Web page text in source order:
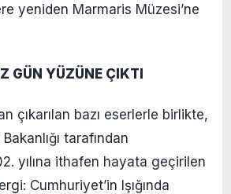
yeniden Marmaris Müzesi’ne
GÜN YÜZÜNE ÇIKTI
çıkarılan bazı eserlerle birlikte,
tarafından
yılına ithafen hayata geçirilen
Cumhuriyet’in Işığında